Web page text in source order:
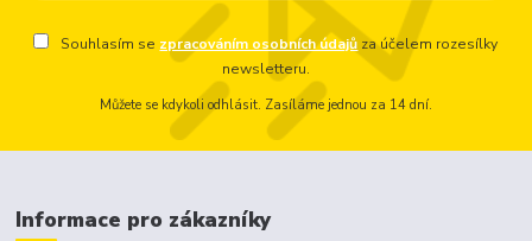
Souhlasím se zpracováním osobních údajů za účelem rozesílky
newsletteru.
Můžete se kdykoli odhlásit. Zasíláme jednou za 14 dní.
Informace pro zákazníky